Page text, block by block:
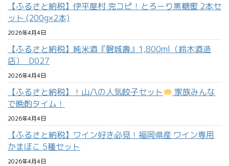
【ふるさと納税】伊平屋村 完コピ！とろーり黒糖蜜 2本セ
ット (200g×2本)
2026年4月4日
【ふるさと納税】純米酒『磐城壽』1,800ml（鈴木酒造
店）_D027
2026年4月4日
【ふるさと納税】！山八の人気餃子セット
家族みんな
で晩酌タイム！
2026年4月4日
【ふるさと納税】ワイン好き必見！福岡県産 ワイン専用
かまぼこ 5種セット
2026年4月4日